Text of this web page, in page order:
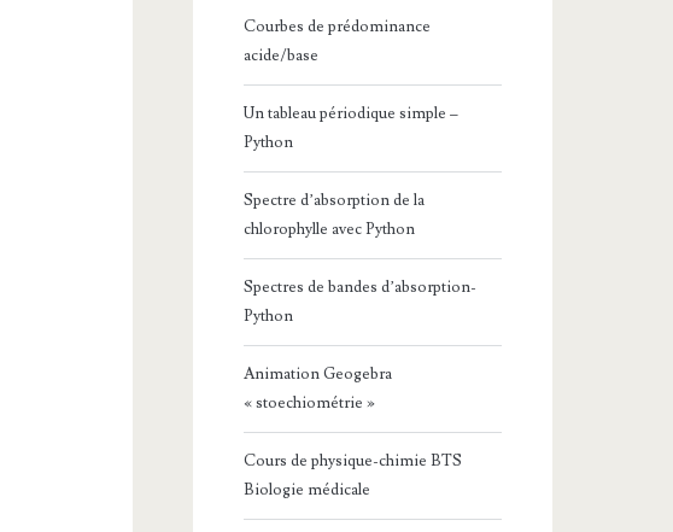
Courbes de prédominance
acide/base
Un tableau périodique simple –
Python
Spectre d’absorption de la
chlorophylle avec Python
Spectres de bandes d’absorption-
Python
Animation Geogebra
« stoechiométrie »
Cours de physique-chimie BTS
Biologie médicale